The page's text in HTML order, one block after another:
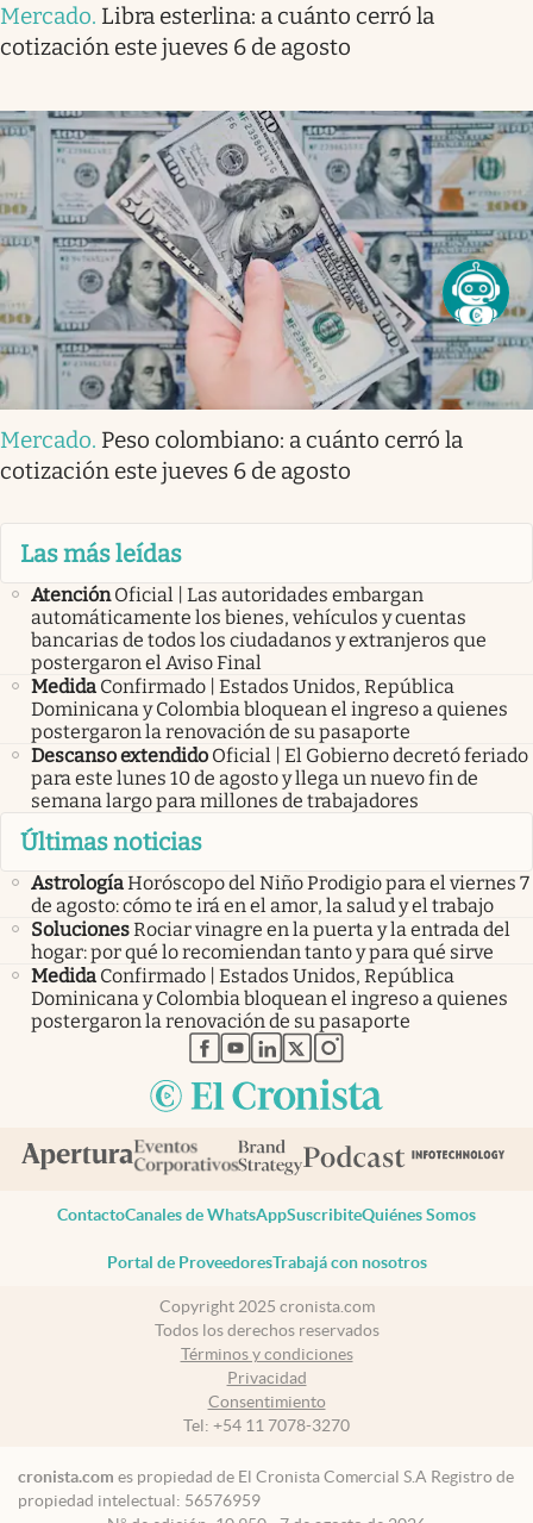
Mercado. Libra esterlina: a cuánto cerró la
cotización este jueves 6 de agosto
Mercado. Peso colombiano: a cuánto cerró la
cotización este jueves 6 de agosto
Las más leídas
Atención Oficial | Las autoridades embargan
automáticamente los bienes, vehículos y cuentas
bancarias de todos los ciudadanos y extranjeros que
postergaron el Aviso Final
Medida Confirmado | Estados Unidos, República
Dominicana y Colombia bloquean el ingreso a quienes
postergaron la renovación de su pasaporte
Descanso extendido Oficial | El Gobierno decretó feriado
para este lunes 10 de agosto y llega un nuevo fin de
semana largo para millones de trabajadores
Últimas noticias
AstrologíaHoróscopo del Niño Prodigio para el viernes 7
de agosto: cómo te irá en el amor, la salud y el trabajo
SolucionesRociar vinagre en la puerta y la entrada del
hogar: por qué lo recomiendan tanto y para qué sirve
Medida Confirmado | Estados Unidos, República
Dominicana y Colombia bloquean el ingreso a quienes
postergaron la renovación de su pasaporte
abre en nueva pestaña
abre en nueva pestaña
abre en nueva pestaña
abre en nueva pestaña
abre en nueva pestaña
ContactoCanales de WhatsAppSuscribiteQuiénes Somos
Portal de ProveedoresTrabajá con nosotros
Copyright 2025 cronista.com
Todos los derechos reservados
Términos y condiciones
Privacidad
Consentimiento
Tel: +54 11 7078-3270
cronista.com es propiedad de El Cronista Comercial S.A Registro de
propiedad intelectual: 56576959